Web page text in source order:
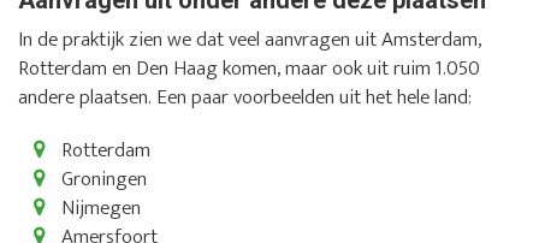
In de praktijk zien we dat veel aanvragen uit Amsterdam,
Rotterdam en Den Haag komen, maar ook uit ruim 1.050
andere plaatsen. Een paar voorbeelden uit het hele land:
Rotterdam
Groningen
Nijmegen